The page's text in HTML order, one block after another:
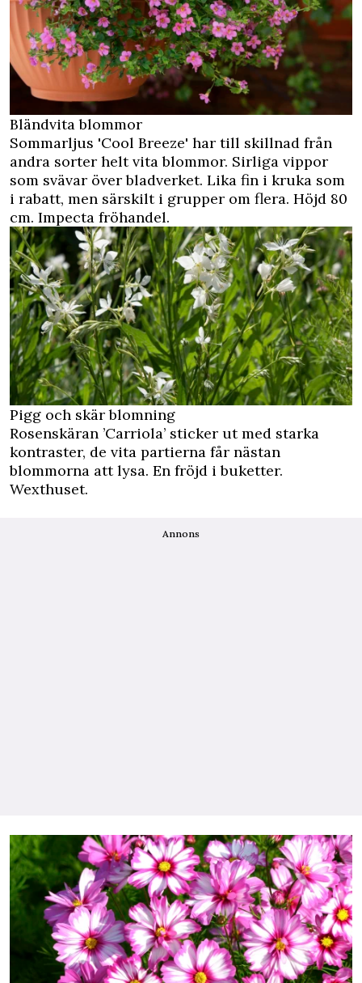
Bländvita blommor
Sommarljus 'Cool Breeze' har till skillnad från
andra sorter helt vita blommor. Sirliga vippor
som svävar över bladverket. Lika fin i kruka som
i rabatt, men särskilt i grupper om flera. Höjd 80
cm. Impecta fröhandel.
Pigg och skär blomning
Rosenskäran ’Carriola’ sticker ut med starka
kontraster, de vita partierna får nästan
blommorna att lysa. En fröjd i buketter.
Wexthuset.
Annons